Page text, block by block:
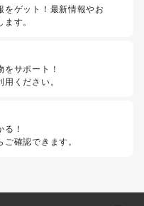
をゲット！最新情報やお
す。
サポート！
ください。
る！
確認できます。